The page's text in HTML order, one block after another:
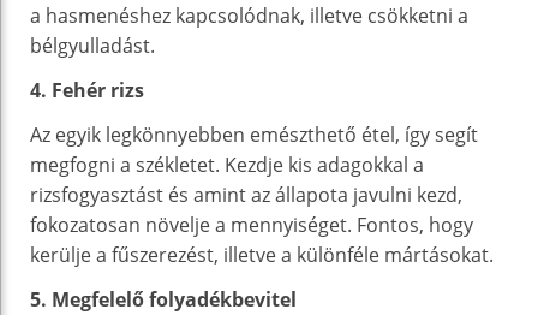
a hasmenéshez kapcsolódnak, illetve csökketni a
bélgyulladást.
4. Fehér rizs
Az egyik legkönnyebben emészthető étel, így segít
megfogni a székletet. Kezdje kis adagokkal a
rizsfogyasztást és amint az állapota javulni kezd,
fokozatosan növelje a mennyiséget. Fontos, hogy
kerülje a fűszerezést, illetve a különféle mártásokat.
5. Megfelelő folyadékbevitel